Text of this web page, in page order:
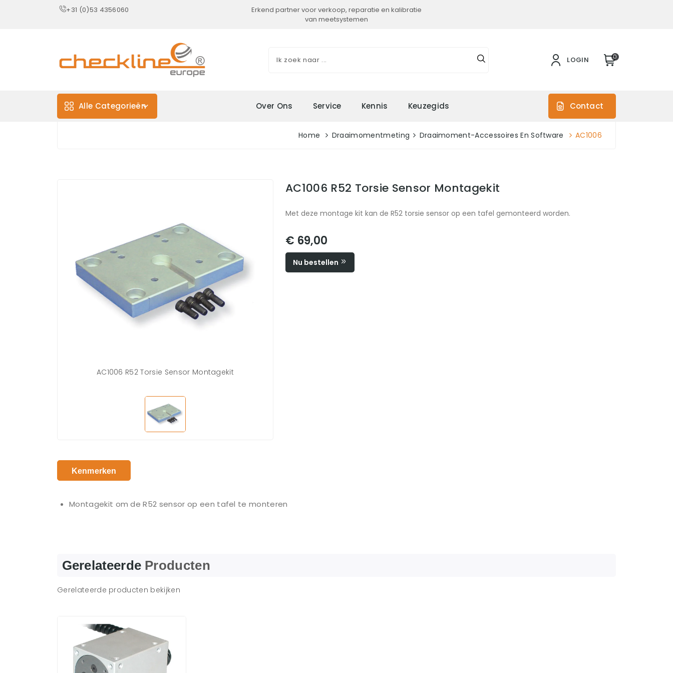
+31 (0)53 4356060
Erkend partner voor verkoop, reparatie en kalibratie
van meetsystemen
LOGIN 0
Alle Categorieën Over Ons Service Kennis Keuzegids Contact
Home Draaimomentmeting Draaimoment-Accessoires En Software AC1006
AC1006 R52 Torsie Sensor Montagekit
AC1006 R52 Torsie Sensor Montagekit
Met deze montage kit kan de R52 torsie sensor op een tafel gemonteerd worden.
€ 69,00
Nu bestellen
Kenmerken
Montagekit om de R52 sensor op een tafel te monteren
Gerelateerde Producten
Gerelateerde producten bekijken